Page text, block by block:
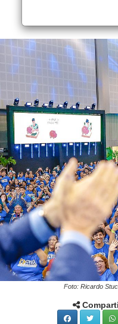
Foto: Ricardo